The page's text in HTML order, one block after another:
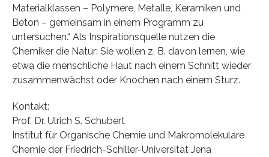
Materialklassen – Polymere, Metalle, Keramiken und
Beton – gemeinsam in einem Programm zu
untersuchen.“ Als Inspirationsquelle nutzen die
Chemiker die Natur: Sie wollen z. B. davon lernen, wie
etwa die menschliche Haut nach einem Schnitt wieder
zusammenwächst oder Knochen nach einem Sturz.
Kontakt:
Prof. Dr. Ulrich S. Schubert
Institut für Organische Chemie und Makromolekulare
Chemie der Friedrich-Schiller-Universität Jena